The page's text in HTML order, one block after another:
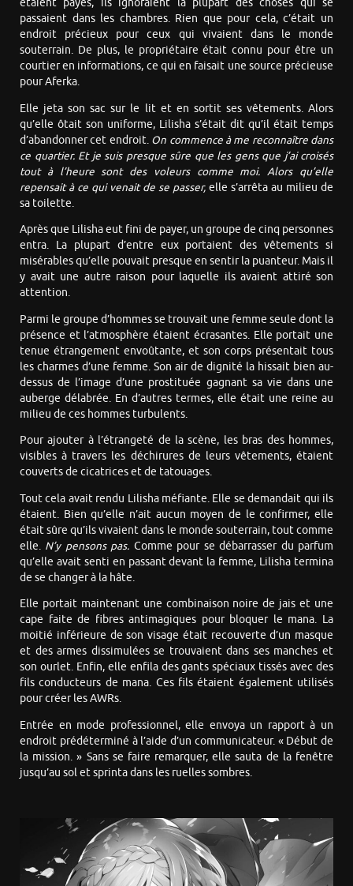
étaient payés, ils ignoraient la plupart des choses qui se
passaient dans les chambres. Rien que pour cela, c’était un
endroit précieux pour ceux qui vivaient dans le monde
souterrain. De plus, le propriétaire était connu pour être un
courtier en informations, ce qui en faisait une source précieuse
pour Aferka.
Elle jeta son sac sur le lit et en sortit ses vêtements. Alors
qu’elle ôtait son uniforme, Lilisha s’était dit qu’il était temps
d’abandonner cet endroit. On commence à me reconnaître dans
ce quartier. Et je suis presque sûre que les gens que j’ai croisés
tout à l’heure sont des voleurs comme moi. Alors qu’elle
repensait à ce qui venait de se passer, elle s’arrêta au milieu de
sa toilette.
Après que Lilisha eut fini de payer, un groupe de cinq personnes
entra. La plupart d’entre eux portaient des vêtements si
misérables qu’elle pouvait presque en sentir la puanteur. Mais il
y avait une autre raison pour laquelle ils avaient attiré son
attention.
Parmi le groupe d’hommes se trouvait une femme seule dont la
présence et l’atmosphère étaient écrasantes. Elle portait une
tenue étrangement envoûtante, et son corps présentait tous
les charmes d’une femme. Son air de dignité la hissait bien au-
dessus de l’image d’une prostituée gagnant sa vie dans une
auberge délabrée. En d’autres termes, elle était une reine au
milieu de ces hommes turbulents.
Pour ajouter à l’étrangeté de la scène, les bras des hommes,
visibles à travers les déchirures de leurs vêtements, étaient
couverts de cicatrices et de tatouages.
Tout cela avait rendu Lilisha méfiante. Elle se demandait qui ils
étaient. Bien qu’elle n’ait aucun moyen de le confirmer, elle
était sûre qu’ils vivaient dans le monde souterrain, tout comme
elle. N’y pensons pas. Comme pour se débarrasser du parfum
qu’elle avait senti en passant devant la femme, Lilisha termina
de se changer à la hâte.
Elle portait maintenant une combinaison noire de jais et une
cape faite de fibres antimagiques pour bloquer le mana. La
moitié inférieure de son visage était recouverte d’un masque
et des armes dissimulées se trouvaient dans ses manches et
son ourlet. Enfin, elle enfila des gants spéciaux tissés avec des
fils conducteurs de mana. Ces fils étaient également utilisés
pour créer les AWRs.
Entrée en mode professionnel, elle envoya un rapport à un
endroit prédéterminé à l’aide d’un communicateur. « Début de
la mission. » Sans se faire remarquer, elle sauta de la fenêtre
jusqu’au sol et sprinta dans les ruelles sombres.